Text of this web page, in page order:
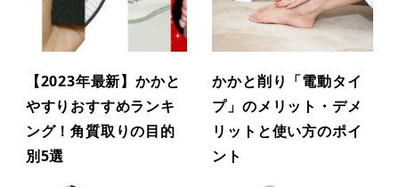
【2023年最新】かかと
やすりおすすめランキ
ング！角質取りの目的
別5選
かかと削り「電動タイ
プ」のメリット・デメ
リットと使い方のポイ
ント